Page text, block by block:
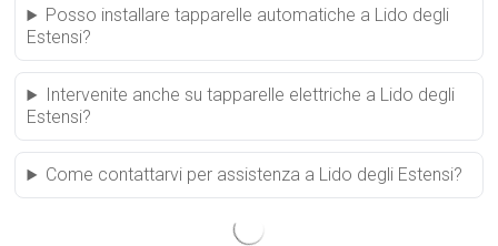
Posso installare tapparelle automatiche a Lido degli
Estensi?
Intervenite anche su tapparelle elettriche a Lido degli
Estensi?
Come contattarvi per assistenza a Lido degli Estensi?